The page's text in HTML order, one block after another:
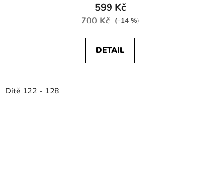
599 Kč
700 Kč (–14 %)
DETAIL
Dítě 122 - 128